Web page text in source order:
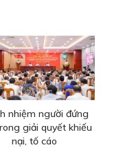
nhiệm người đứng
giải quyết khiếu
nại, tố cáo